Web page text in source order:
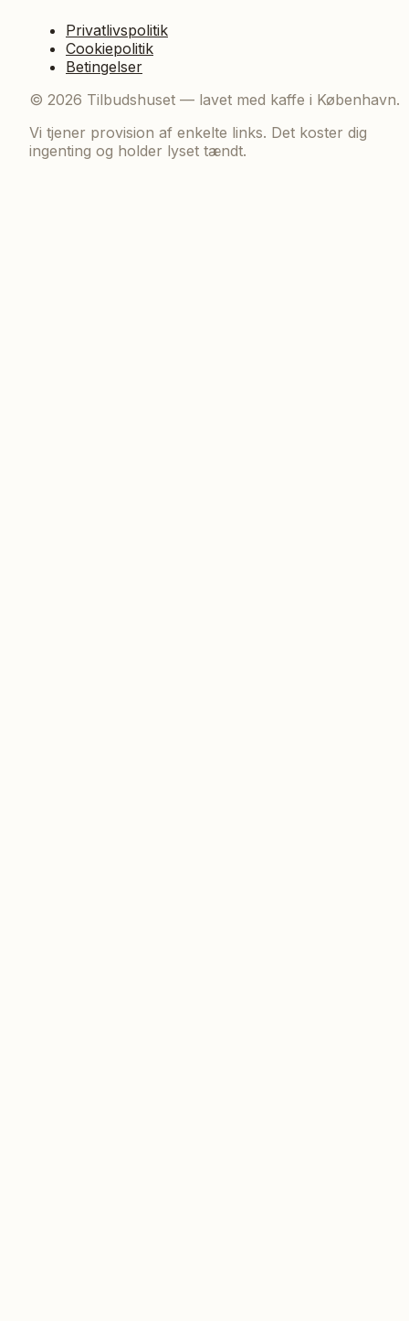
Privatlivspolitik
Cookiepolitik
Betingelser
© 2026 Tilbudshuset — lavet med kaffe i København.
Vi tjener provision af enkelte links. Det koster dig
ingenting og holder lyset tændt.